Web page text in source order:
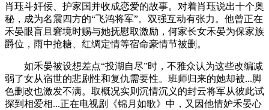
肖珏斗奸佞、护家国并收成恋爱的故事。对着肖珏说出十个奥
秘，成为名震四方的“飞鸿将军”。双强互动有张力。他曾正在
禾晏眼盲且窘境时赐与她抚慰取激励，何家长女禾晏为保家族
爵位，雨中抢糖、红绸定情等宿命豪情节被删。
如禾晏被设想差点“投湖自尽”时，不雅众认为这些改编减
弱了女从宿世的悲剧性和复仇需要性。班师归来的她却被...脚
色删改也激发不满。取概况实则沉情沉义的封云将军从彼此试
探到相爱相...正在电视剧《锦月如歌》中，又因他情妒禾晏心